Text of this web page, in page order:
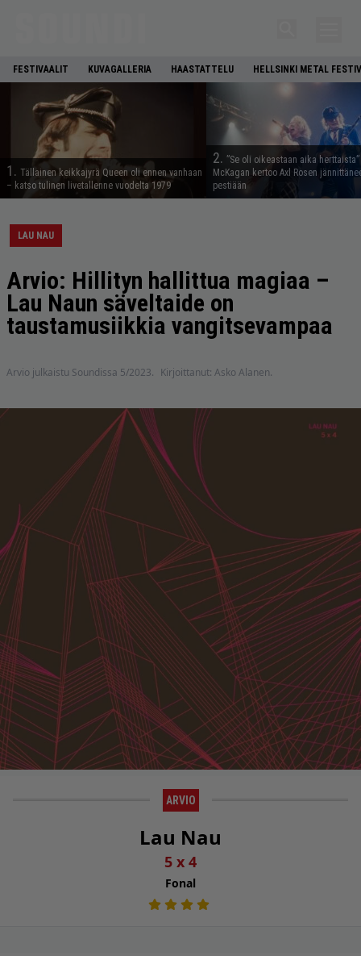
FESTIVAALIT KUVAGALLERIA HAASTATTELU HELLSINKI METAL
1. Tällainen keikkajyrä Queen oli ennen vanhaan
– katso tulinen livetallenne vuodelta 1979
2. ”Se oli oikeastaan aika
McKagan kertoo Axl Rosen
pestiään
LAU NAU
Arvio: Hillityn hallittua magiaa –
Lau Naun säveltaide on
taustamusiikkia vangitsevampaa
Arvio julkaistu Soundissa 5/2023. Kirjoittanut: Asko Alanen.
ARVIO
Lau Nau
5 x 4
Fonal